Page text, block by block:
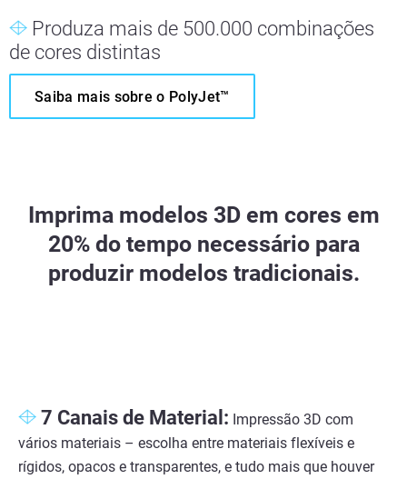
Produza mais de 500.000 combinações
de cores distintas
Saiba mais sobre o PolyJet™
Imprima modelos 3D em cores em
20% do tempo necessário para
produzir modelos tradicionais.
7 Canais de Material: Impressão 3D com
vários materiais – escolha entre materiais flexíveis e
rígidos, opacos e transparentes, e tudo mais que houver